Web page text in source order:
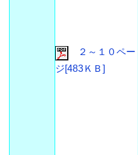
２～１０ペー
ジ[483ＫＢ]